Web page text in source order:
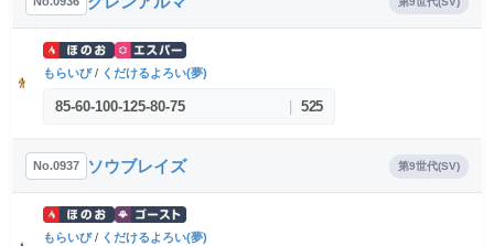
もらいび/ くだけるよろい(夢)
85-60-100-125-80-75 525
No.0937 ソウブレイズ 第9世代(SV)
もらいび/ くだけるよろい(夢)